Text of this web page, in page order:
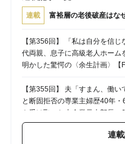
連載 富裕層の老後破産はな
【第356回】 「私は自分を信
代両親、息子に高級老人ホーム
明かした驚愕の〈余生計画〉【
【第355回】 夫「すまん、働
と断固拒否の専業主婦歴40年
を受け取った大企業元本部長の
【FPが解説】2026/07/31
連